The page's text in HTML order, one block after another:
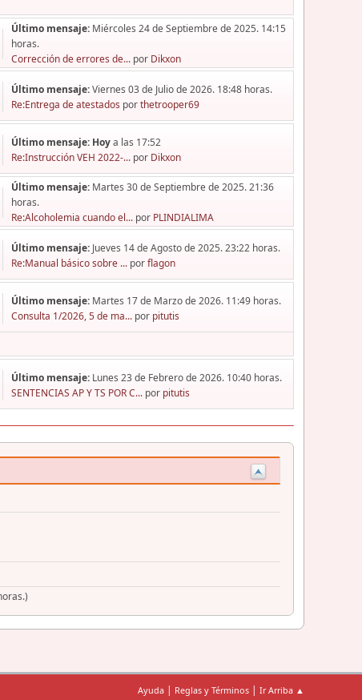
Último mensaje: Miércoles 24 de Septiembre de 2025. 14:15
horas.
Corrección de errores de... por Dikxon
Último mensaje:Viernes 03 de Julio de 2026. 18:48 horas.
Re:Entrega de atestados porthetrooper69
Último mensaje: Hoya las 17:52
Re:Instrucción VEH 2022-... por Dikxon
Último mensaje: Martes 30 de Septiembre de 2025. 21:36
horas.
Re:Alcoholemia cuando el... por PLINDIALIMA
Último mensaje: Jueves 14 de Agosto de 2025. 23:22 horas.
Re:Manual básico sobre ... porflagon
Último mensaje: Martes 17 de Marzo de 2026. 11:49 horas.
Consulta 1/2026, 5 de ma... por pitutis
Último mensaje: Lunes 23 de Febrero de 2026. 10:40 horas.
SENTENCIAS AP Y TS POR C... por pitutis
Ayuda | Reglas y Términos | Ir Arriba ▲